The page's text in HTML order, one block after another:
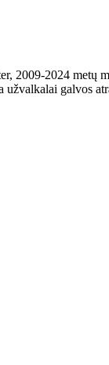
2009-2024 metų
galvos